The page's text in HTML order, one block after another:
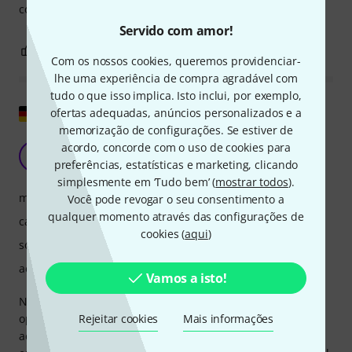
Servido com amor!
Com os nossos cookies, queremos providenciar-
lhe uma experiência de compra agradável com
tudo o que isso implica. Isto inclui, por exemplo,
ofertas adequadas, anúncios personalizados e a
memorização de configurações. Se estiver de
acordo, concorde com o uso de cookies para
preferências, estatísticas e marketing, clicando
simplesmente em ‘Tudo bem’ (mostrar todos).
Você pode revogar o seu consentimento a
qualquer momento através das configurações de
cookies (aqui)
Vamos a isto!
Rejeitar cookies Mais informações
coleção MF, com certeza os comprarei.
Mostrar original
Bom mod de anel, muito flexível
Marcel867 17.02.2025
No geral é um mod de anel muito bom, o som é ótimo! A
operação é simples e autoexplicativa, até mesmo o
acionamento permanentemente ativo soa bem e pode
manuseio
características
som
acabamento